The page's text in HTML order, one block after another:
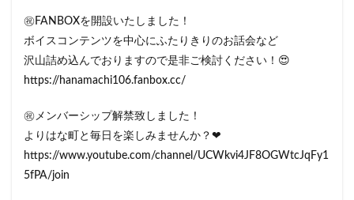
㊗FANBOXを開設いたしました！
ボイスコンテンツを中心にふたりきりのお話会など
沢山詰め込んでおりますので是非ご検討ください！😍
https://hanamachi106.fanbox.cc/
㊗メンバーシップ解禁致しました！
よりはな町と毎日を楽しみませんか？❤
https://www.youtube.com/channel/UCWkvi4JF8OGWtcJqFy1
5fPA/join